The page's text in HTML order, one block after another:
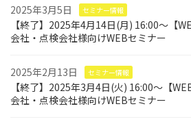
2025年3月5日 セミナー情報
【終了】2025年4月14日(月) 16:00～【
会社・点検会社様向けWEBセミナー
2025年2月13日 セミナー情報
【終了】2025年3月4日(火) 16:00～【
会社・点検会社様向けWEBセミナー